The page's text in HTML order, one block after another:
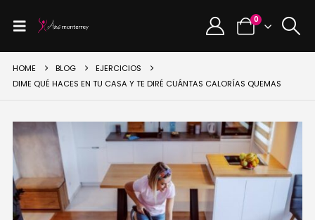
0
HOME BLOG
EJERCICIOS
DIME QUÉ HACES EN TU CASA Y TE DIRÉ CUÁNTAS CALORÍAS QUEMAS